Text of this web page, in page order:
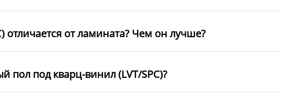
отличается от ламината? Чем он лучше?
пол под кварц-винил (LVT/SPC)?